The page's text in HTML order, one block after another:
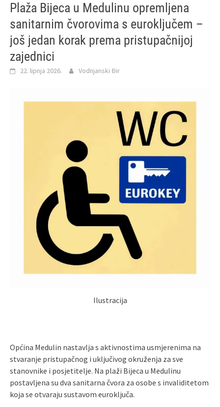
Plaža Bijeca u Medulinu opremljena
sanitarnim čvorovima s euroključem –
još jedan korak prema pristupačnijoj
zajednici
22. lipnja 2026. Vodnjanski Đir
Ilustracija
Općina Medulin nastavlja s aktivnostima usmjerenima na
stvaranje pristupačnog i uključivog okruženja za sve
stanovnike i posjetitelje. Na plaži Bijeca u Medulinu
postavljena su dva sanitarna čvora za osobe s invaliditetom
koja se otvaraju sustavom euroključa.